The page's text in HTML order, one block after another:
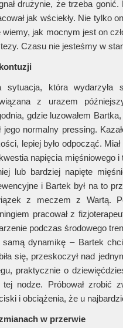
drużynie, że trzeba
jak wściekły. Nie tylko
wiemy, jak mocnym jest on
Czasu nie jesteśmy w
sytuacja, która
z urazem
gdzie luzowałem
jego normalny pressing.
lepiej było odpocząć.
napięcia mięśniowego
lub bardziej napięte
i Bartek był na to
z meczem z Wartą.
pracował z
podczas środowego
samą dynamikę – Bartek
się, przeskoczył nad
praktycznie o
tej nodze. Próbował zrobić
i obciążenia, że u
w przerwie